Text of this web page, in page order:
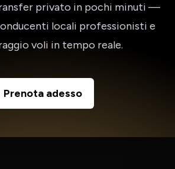
privato in pochi minuti —
locali professionisti e
voli in tempo reale.
Prenota adesso